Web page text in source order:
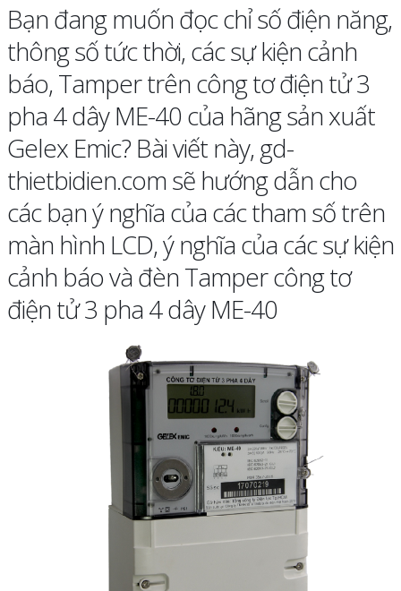
Bạn đang muốn đọc chỉ số điện năng,
thông số tức thời, các sự kiện cảnh
báo, Tamper trên công tơ điện tử 3
pha 4 dây ME-40 của hãng sản xuất
Gelex Emic? Bài viết này, gd-
thietbidien.com sẽ hướng dẫn cho
các bạn ý nghĩa của các tham số trên
màn hình LCD, ý nghĩa của các sự kiện
cảnh báo và đèn Tamper công tơ
điện tử 3 pha 4 dây ME-40